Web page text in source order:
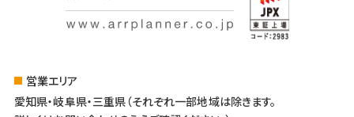
営業エリア
愛知県・岐阜県・三重県（それぞれ一部地域は除きます。